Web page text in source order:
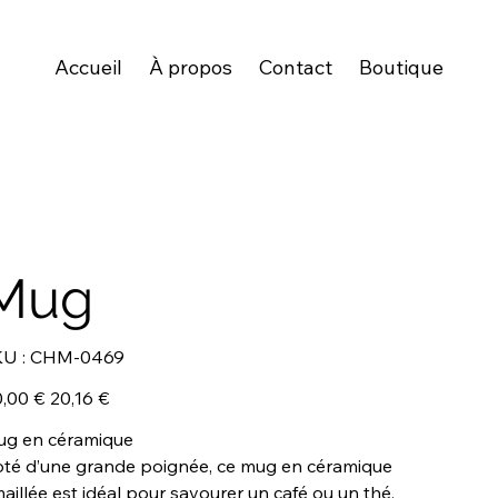
Accueil À propos Contact Boutique
:
SKU
CHM-
CHM-0469
€
Prix
promotionnel
20,16 €
en céramique
d’une grande poignée, ce mug en céramique
est idéal pour savourer un café ou un thé.